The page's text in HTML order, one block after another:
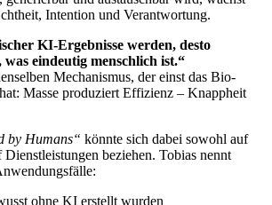
Intention und Verantwortung.
KI-Ergebnisse werden, desto
eindeutig menschlich ist.“
Mechanismus, der einst das Bio-
Masse produziert Effizienz – Knappheit
by Humans“ könnte sich dabei sowohl auf
Dienstleistungen beziehen. Tobias nennt
ohne KI erstellt wurden